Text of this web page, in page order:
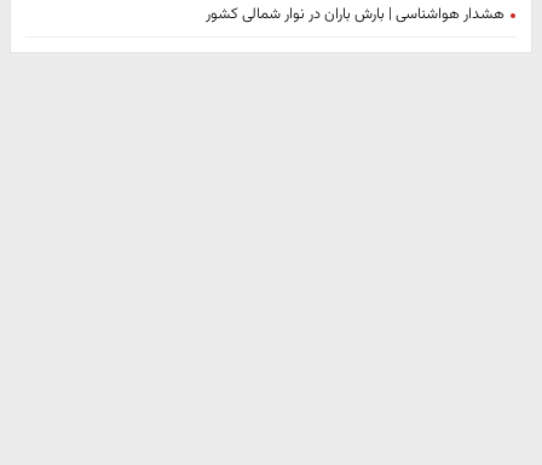
هشدار هواشناسی | بارش باران در نوار شمالی کشور